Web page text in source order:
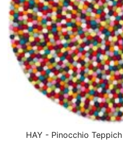
HAY - Pinocchio